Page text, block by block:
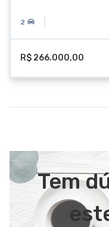
2
R$ 266.000,00
Tem